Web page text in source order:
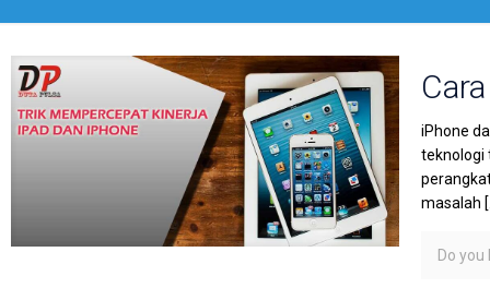
iPhone
teknologi
masalah
Do you